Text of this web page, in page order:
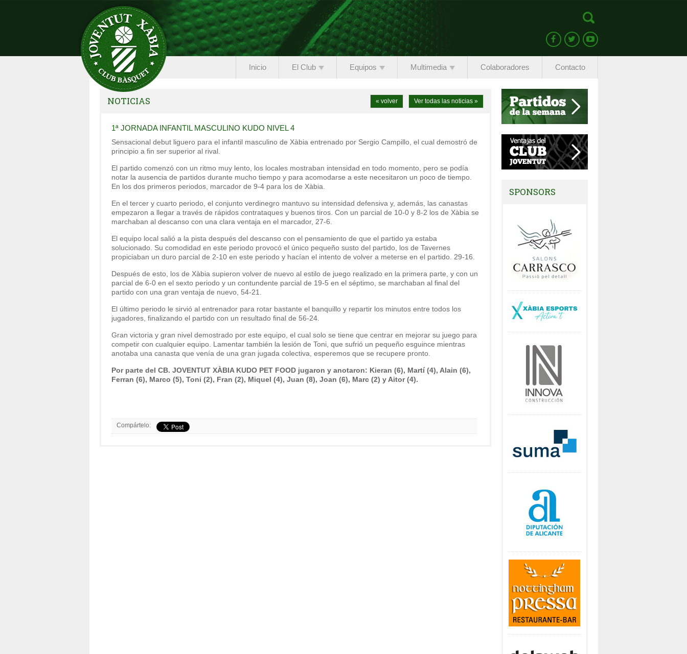
Inicio El Club Equipos Multimedia Colaboradores Contacto
NOTICIAS Ver todas las noticias »
« volver
1ª JORNADA INFANTIL MASCULINO KUDO NIVEL 4
Sensacional debut liguero para el infantil masculino de Xàbia entrenado por Sergio Campillo, el cual demostró de
principio a fin ser superior al rival.
El partido comenzó con un ritmo muy lento, los locales mostraban intensidad en todo momento, pero se podía
notar la ausencia de partidos durante mucho tiempo y para acomodarse a este necesitaron un poco de tiempo.
En los dos primeros periodos, marcador de 9-4 para los de Xàbia.
En el tercer y cuarto periodo, el conjunto verdinegro mantuvo su intensidad defensiva y, además, las canastas
empezaron a llegar a través de rápidos contrataques y buenos tiros. Con un parcial de 10-0 y 8-2 los de Xàbia se
marchaban al descanso con una clara ventaja en el marcador, 27-6.
El equipo local salió a la pista después del descanso con el pensamiento de que el partido ya estaba
solucionado. Su comodidad en este periodo provocó el único pequeño susto del partido, los de Tavernes
propiciaban un duro parcial de 2-10 en este periodo y hacían el intento de volver a meterse en el partido. 29-16.
Después de esto, los de Xàbia supieron volver de nuevo al estilo de juego realizado en la primera parte, y con un
parcial de 6-0 en el sexto periodo y un contundente parcial de 19-5 en el séptimo, se marchaban al final del
partido con una gran ventaja de nuevo, 54-21.
El último periodo le sirvió al entrenador para rotar bastante el banquillo y repartir los minutos entre todos los
jugadores, finalizando el partido con un resultado final de 56-24.
Gran victoria y gran nivel demostrado por este equipo, el cual solo se tiene que centrar en mejorar su juego para
competir con cualquier equipo. Lamentar también la lesión de Toni, que sufrió un pequeño esguince mientras
anotaba una canasta que venía de una gran jugada colectiva, esperemos que se recupere pronto.
Por parte del CB. JOVENTUT XÀBIA KUDO PET FOOD jugaron y anotaron: Kieran (6), Martí (4), Alain (6),
Ferran (6), Marco (5), Toni (2), Fran (2), Miquel (4), Juan (8), Joan (6), Marc (2) y Aitor (4).
Compártelo:
SPONSORS